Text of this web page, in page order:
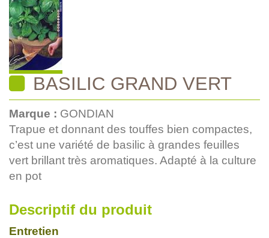
BASILIC GRAND VERT
Marque : GONDIAN
Trapue et donnant des touffes bien compactes,
c’est une variété de basilic à grandes feuilles
vert brillant très aromatiques. Adapté à la culture
en pot
Descriptif du produit
Entretien